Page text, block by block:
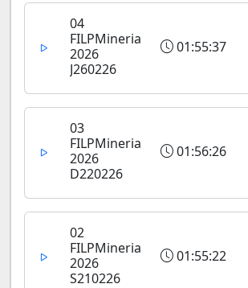
04
FILPMineria
2026
J260226
01:55:37
03
FILPMineria
2026
D220226
01:56:26
02
FILPMineria
2026
S210226
01:55:22